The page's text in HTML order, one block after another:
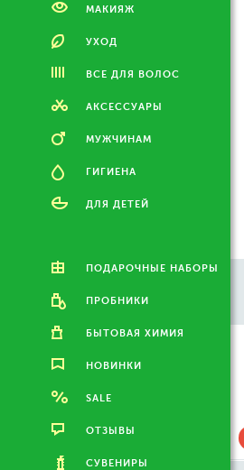
МАКИЯЖ
УХОД
ВСЕ ДЛЯ ВОЛОС
АКСЕССУАРЫ
МУЖЧИНАМ
ГИГИЕНА
ДЛЯ ДЕТЕЙ
ПОДАРОЧНЫЕ НАБОРЫ
ПРОБНИКИ
БЫТОВАЯ ХИМИЯ
НОВИНКИ
SALE
ОТЗЫВЫ
СУВЕНИРЫ